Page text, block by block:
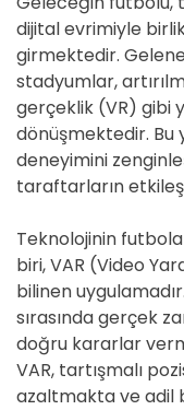
dijital evrimiyle
girmektedir.
stadyumlar,
gerçeklik (VR) gibi
dönüşmektedir. Bu
deneyimini
taraftarların
Teknolojinin
biri, VAR (Video
bilinen
sırasında gerçek
doğru kararlar
VAR, tartışmalı
azaltmakta ve adil